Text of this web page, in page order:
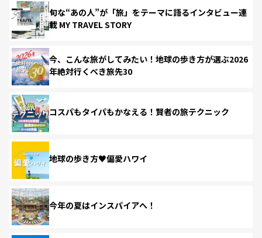
旬な“あの人”が「旅」をテーマに語るインタビュー連
載 MY TRAVEL STORY
今、こんな旅がしてみたい！地球の歩き方が選ぶ2026
年絶対行くべき旅先30
コスパもタイパもかなえる！賢者の旅テクニック
地球の歩き方♥偏愛ハワイ
今年の夏はインスパイアへ！